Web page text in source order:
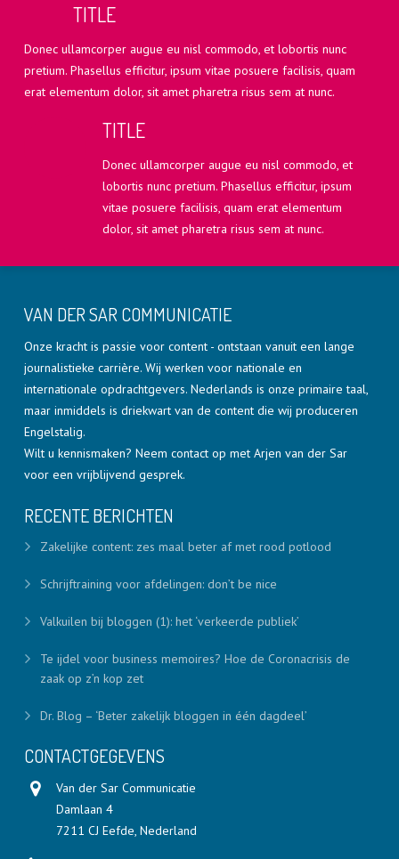
TITLE
Donec ullamcorper augue eu nisl commodo, et lobortis nunc
pretium. Phasellus efficitur, ipsum vitae posuere facilisis, quam
erat elementum dolor, sit amet pharetra risus sem at nunc.
TITLE
Donec ullamcorper augue eu nisl commodo, et
lobortis nunc pretium. Phasellus efficitur, ipsum
vitae posuere facilisis, quam erat elementum
dolor, sit amet pharetra risus sem at nunc.
VAN DER SAR COMMUNICATIE
Onze kracht is passie voor content - ontstaan vanuit een lange
journalistieke carrière. Wij werken voor nationale en
internationale opdrachtgevers. Nederlands is onze primaire taal,
maar inmiddels is driekwart van de content die wij produceren
Engelstalig.
Wilt u kennismaken? Neem contact op met Arjen van der Sar
voor een vrijblijvend gesprek.
RECENTE BERICHTEN
Zakelijke content: zes maal beter af met rood potlood
Schrijftraining voor afdelingen: don’t be nice
Valkuilen bij bloggen (1): het ‘verkeerde publiek’
Te ijdel voor business memoires? Hoe de Coronacrisis de
zaak op z’n kop zet
Dr. Blog – ‘Beter zakelijk bloggen in één dagdeel’
CONTACTGEGEVENS
Van der Sar Communicatie
Damlaan 4
7211 CJ Eefde, Nederland